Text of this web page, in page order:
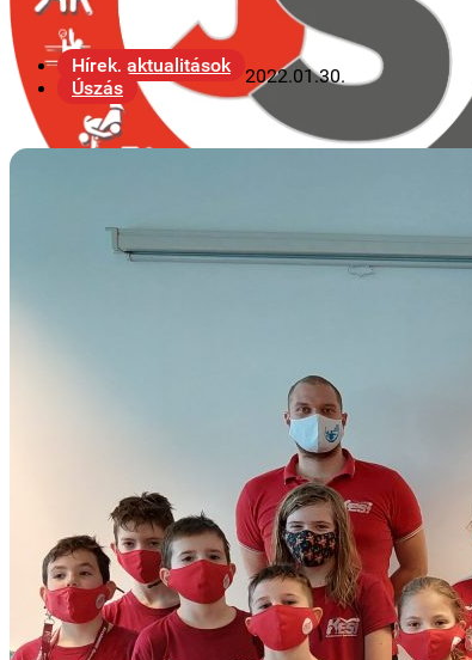
Hírek, aktualitások
Úszás
2022.01.30.